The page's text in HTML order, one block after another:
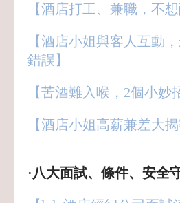
【酒店打工、兼職，不想
【酒店小姐與客人互動
錯誤】
【苦酒難入喉，2個小妙
【酒店小姐高薪兼差大揭
·八大面試、條件、安全